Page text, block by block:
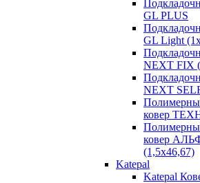
GL PLUS
GL Light
NEXT FIX
NEXT
ковер
ковер
(1,5х46,67)
Katepal
Katepal